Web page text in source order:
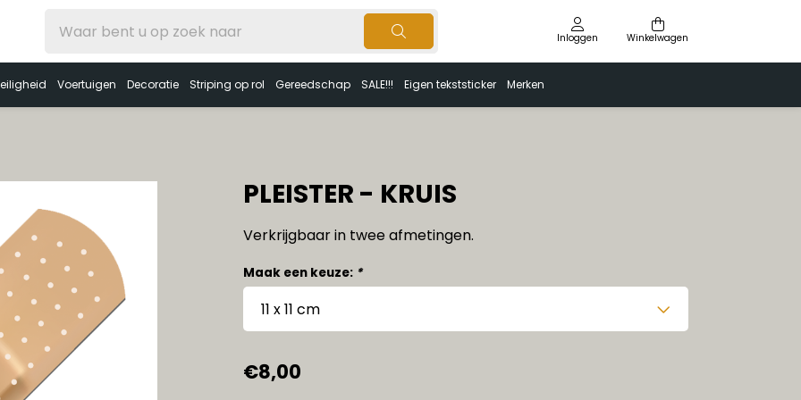
Inloggen Winkelwagen
Voertuigen Decoratie Striping op rol Gereedschap SALE!!! Eigen tekststicker Merken
PLEISTER - KRUIS
Verkrijgbaar in twee afmetingen.
Maak een keuze: *
€8,00